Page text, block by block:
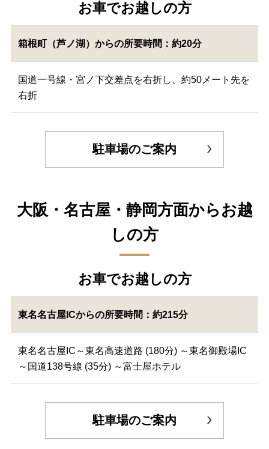
お車でお越しの方
箱根町（芦ノ湖）からの所要時間：約20分
国道一号線・宮ノ下交差点を右折し、約50メート先を
右折
駐車場のご案内
大阪・名古屋・静岡方面からお越
しの方
お車でお越しの方
東名名古屋ICからの所要時間：約215分
東名名古屋IC～東名高速道路 (180分) ～東名御殿場IC
～国道138号線 (35分) ～富士屋ホテル
駐車場のご案内